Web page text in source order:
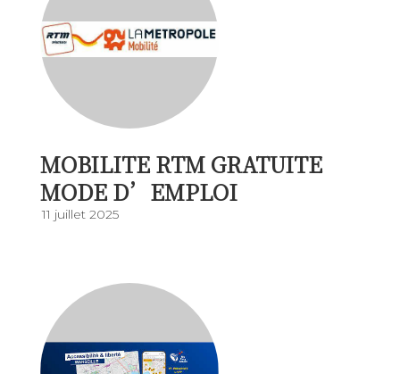
MOBILITE RTM GRATUITE
MODE D’EMPLOI
11 juillet 2025